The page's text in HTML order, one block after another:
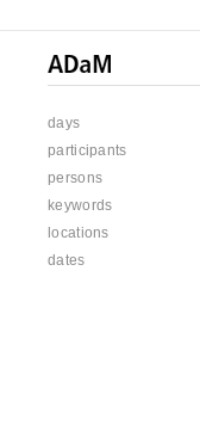
days
participants
persons
keywords
locations
dates